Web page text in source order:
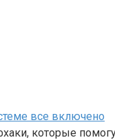
все включено
которые